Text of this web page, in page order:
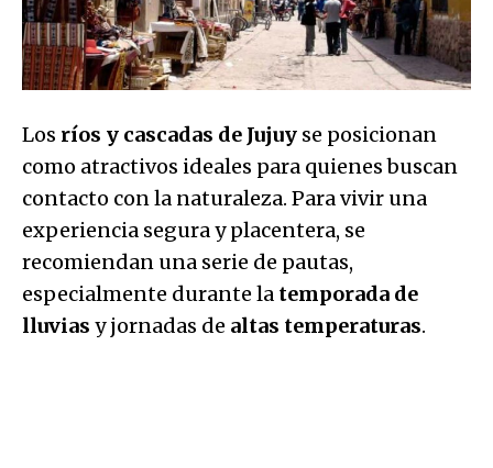
Los ríos y cascadas de Jujuy se posicionan
como atractivos ideales para quienes buscan
contacto con la naturaleza. Para vivir una
experiencia segura y placentera, se
recomiendan una serie de pautas,
especialmente durante la temporada de
lluvias y jornadas de altas temperaturas.